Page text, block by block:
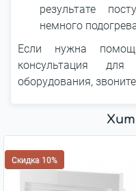
результате
немного
Если нужна
консультация для
оборудования,
Скидка 10%